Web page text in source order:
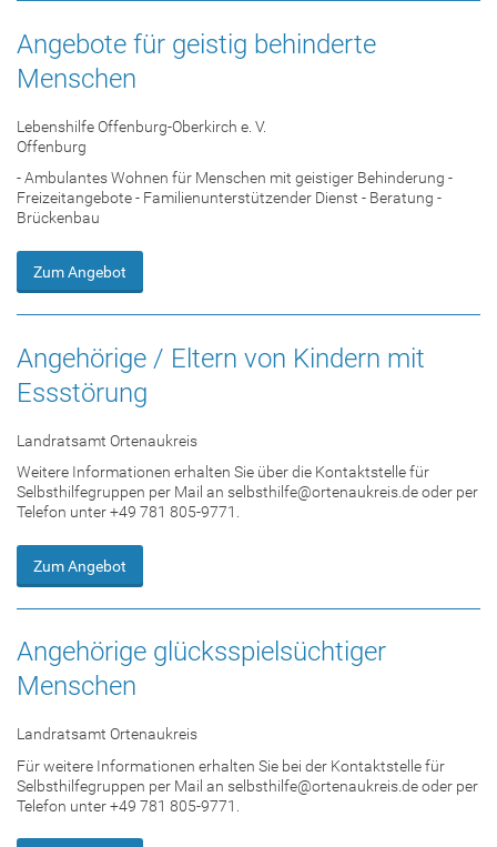
Angebote für geistig behinderte
Menschen
Lebenshilfe Offenburg-Oberkirch e. V.
Offenburg
- Ambulantes Wohnen für Menschen mit geistiger Behinderung -
Freizeitangebote - Familienunterstützender Dienst - Beratung -
Brückenbau
Zum Angebot
Angehörige / Eltern von Kindern mit
Essstörung
Landratsamt Ortenaukreis
Weitere Informationen erhalten Sie über die Kontaktstelle für
Selbsthilfegruppen per Mail an selbsthilfe@ortenaukreis.de oder per
Telefon unter +49 781 805-9771.
Zum Angebot
Angehörige glücksspielsüchtiger
Menschen
Landratsamt Ortenaukreis
Für weitere Informationen erhalten Sie bei der Kontaktstelle für
Selbsthilfegruppen per Mail an selbsthilfe@ortenaukreis.de oder per
Telefon unter +49 781 805-9771.